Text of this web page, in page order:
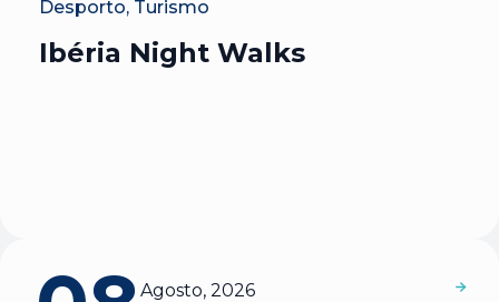
Desporto, Turismo
Ibéria Night Walks
Agosto, 2026